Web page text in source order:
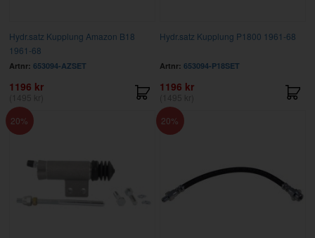
Hydr.satz Kupplung Amazon B18
1961-68
Artnr: 653094-AZSET
1196 kr
Hydr.satz Kupplung P1800 1961-68
Artnr: 653094-P18SET
1196 kr
20
20